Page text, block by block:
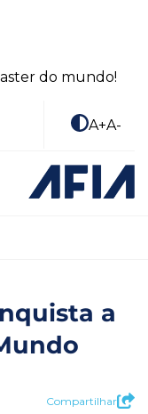
do mundo!
A+A-
a
Compartilhar